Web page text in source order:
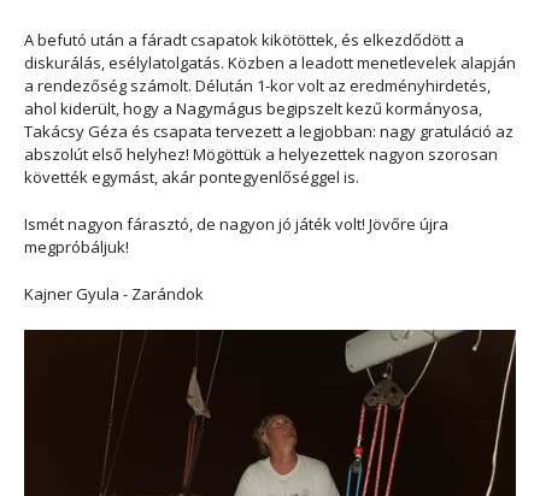
A befutó után a fáradt csapatok kikötöttek, és elkezdődött a
diskurálás, esélylatolgatás. Közben a leadott menetlevelek alapján
a rendezőség számolt. Délután 1-kor volt az eredményhirdetés,
ahol kiderült, hogy a Nagymágus begipszelt kezű kormányosa,
Takácsy Géza és csapata tervezett a legjobban: nagy gratuláció az
abszolút első helyhez! Mögöttük a helyezettek nagyon szorosan
követték egymást, akár pontegyenlőséggel is.
Ismét nagyon fárasztó, de nagyon jó játék volt! Jövőre újra
megpróbáljuk!
Kajner Gyula - Zarándok